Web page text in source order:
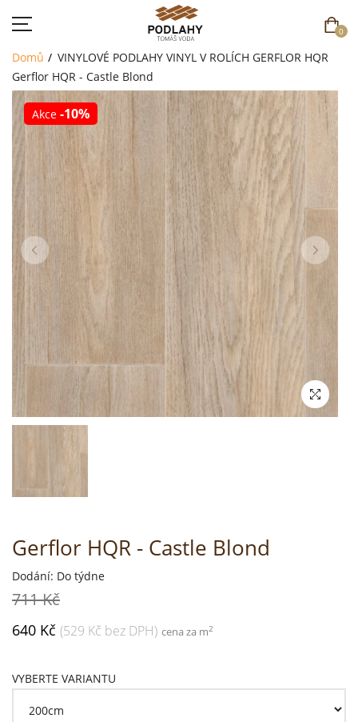
0
DOMŮ
SORTIMENT
AKCE
CENÍK
REFERENCE
SOUTĚŽ
KONTAKT
Domů VINYLOVÉ PODLAHY VINYL V ROLÍCH GERFLOR HQR
Gerflor HQR - Castle Blond
Akce -10%
Gerflor HQR - Castle Blond
Dodání: Do týdne
711 Kč
640 Kč (529 Kč bez DPH) cena za m2
VYBERTE VARIANTU